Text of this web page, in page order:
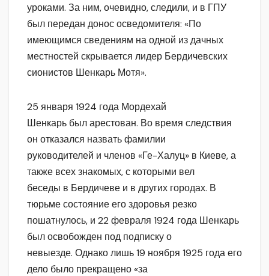
уроками. За ним, очевидно, следили, и в ГПУ
был передан донос осведомителя: «По
имеющимся сведениям на одной из дачных
местностей скрывается лидер Бердичевских
сионистов Шенкарь Мотя».
25 января 1924 года Мордехай
Шенкарь был арестован. Во время следствия
он отказался назвать фамилии
руководителей и членов «Ге-Халуц» в Киеве, а
также всех знакомых, с которыми вел
беседы в Бердичеве и в других городах. В
тюрьме состояние его здоровья резко
пошатнулось, и 22 февраля 1924 года Шенкарь
был освобожден под подписку о
невыезде. Однако лишь 19 ноября 1925 года его
дело было прекращено «за